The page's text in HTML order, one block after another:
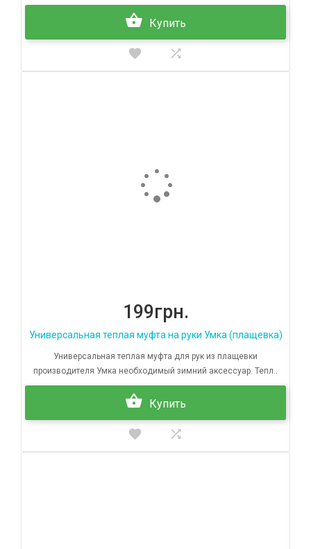
Купить
199грн.
Универсальная теплая муфта на руки Умка (плащевка)
Универсальная теплая муфта для рук из плащевки
производителя Умка необходимый зимний аксессуар. Тепл..
Купить